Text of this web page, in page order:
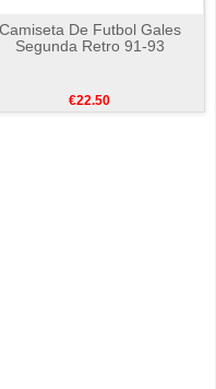
Camiseta De Futbol Gales
Segunda Retro 91-93
€22.50